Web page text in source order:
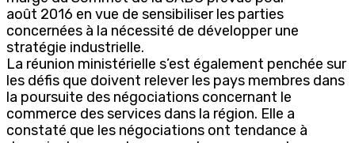
août 2016 en vue de sensibiliser les parties
concernées à la nécessité de développer une
stratégie industrielle.
La réunion ministérielle s’est également penchée sur
les défis que doivent relever les pays membres dans
la poursuite des négociations concernant le
commerce des services dans la région. Elle a
constaté que les négociations ont tendance à